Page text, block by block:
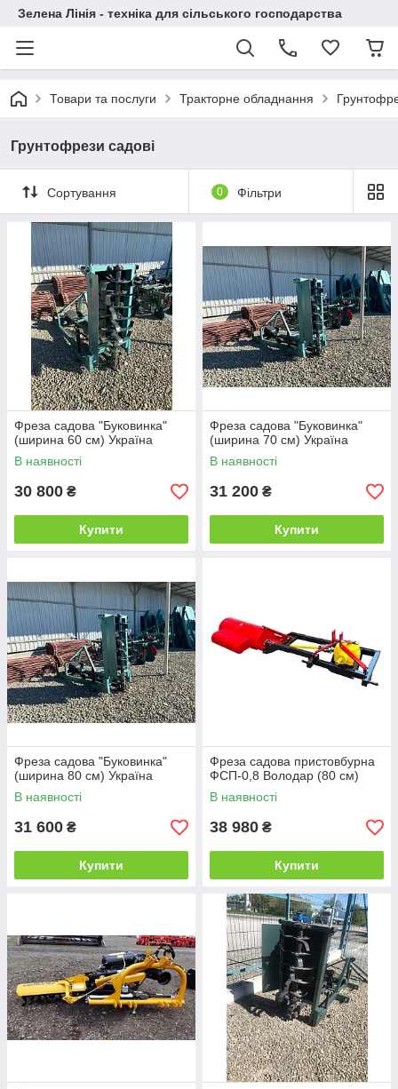
Зелена Лінія - техніка для сільського господарства
Товари та послуги Тракторне обладнання
Грунтофрези садові
Сортування 0 Фільтри
Фреза садова "Буковинка"
(ширина 60 см) Україна
В наявності
30 800 ₴
Купити
Фреза садова "Буковинка"
(ширина 70 см) Україна
В наявності
31 200 ₴
Купити
Фреза садова "Буковинка"
(ширина 80 см) Україна
В наявності
31 600 ₴
Купити
Фреза садова пристовбурна
ФСП-0,8 Володар (80 см)
В наявності
38 980 ₴
Купити